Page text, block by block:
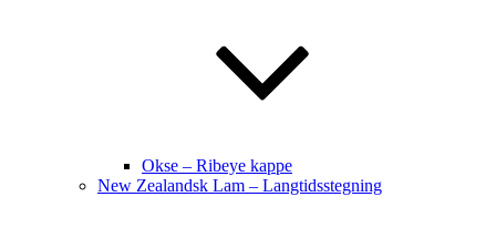
Okse – Ribeye kappe
New Zealandsk Lam – Langtidsstegning